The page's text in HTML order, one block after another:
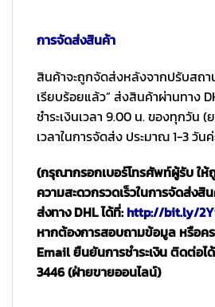
การจัดส่งสินค้า
สินค้าจะถูกจัดส่งหลังจากปรับสถาน
เรียบร้อยแล้ว” ส่งสินค้าผ่านทาง
ชำระเงินเวลา 9.00 น. ของทุกวัน (
เวลาในการจัดส่ง ประมาณ 1-3 วันค่
(กรุณากรอกเบอร์โทรศัพท์ผู้รับ ใ
ความสะดวกรวดเร็วในการจัดส่งสิ
ส่งทาง DHL ได้ที่:http://bit.ly/
หากต้องการสอบถามข้อมูล หรือค
Email ยืนยันการชำระเงิน ติดต่อไ
3446 (ฝ่ายขายออนไลน์)